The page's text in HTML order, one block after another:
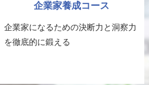
企業家養成コース
企業家になるための決断力と洞察力
を徹底的に鍛える